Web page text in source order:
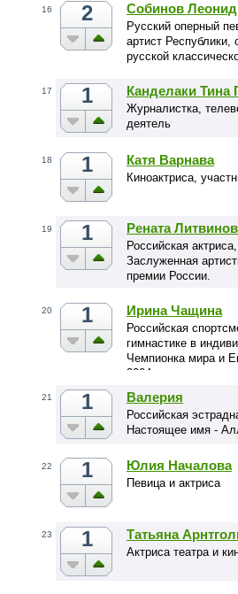
16 2 Собинов
Русский оперный
артист Республики,
русской
17 1 Канделаки Тина
Журналистка,
деятель
18 1 Катя Варнава
Киноактриса,
19 1 Рената
Российская
Заслуженная
премии России.
20 1 Ирина Чащина
Российская
гимнастике в
Чемпионка мира и
2004 года.
21 1 Валерия
Российская
Настоящее имя -
22 1 Юлия Началова
Певица и актриса
23 1 Татьяна
Актриса театра и